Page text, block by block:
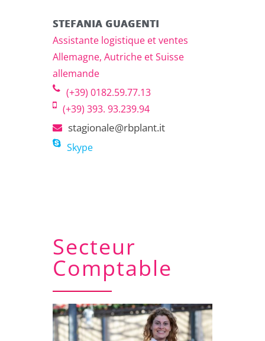
STEFANIA GUAGENTI
Assistante logistique et ventes
Allemagne, Autriche et Suisse
allemande
(+39) 0182.59.77.13
(+39) 393. 93.239.94
stagionale@rbplant.it
Skype
Secteur
Comptable